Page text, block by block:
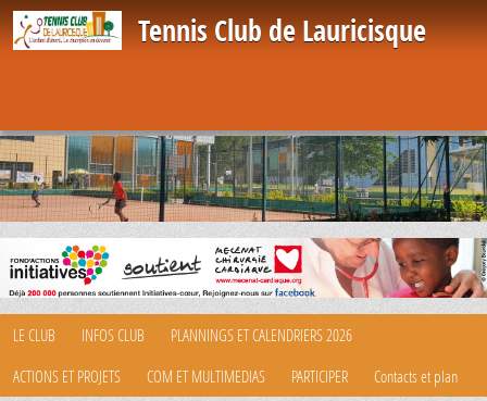
Tennis Club de Lauricisque
LE CLUB INFOS CLUB
PLANNINGS ET CALENDRIERS 2026
ACTIONS ET PROJETS
COM ET MULTIMEDIAS PARTICIPER Contacts et plan
Panneau de gestion des cookies